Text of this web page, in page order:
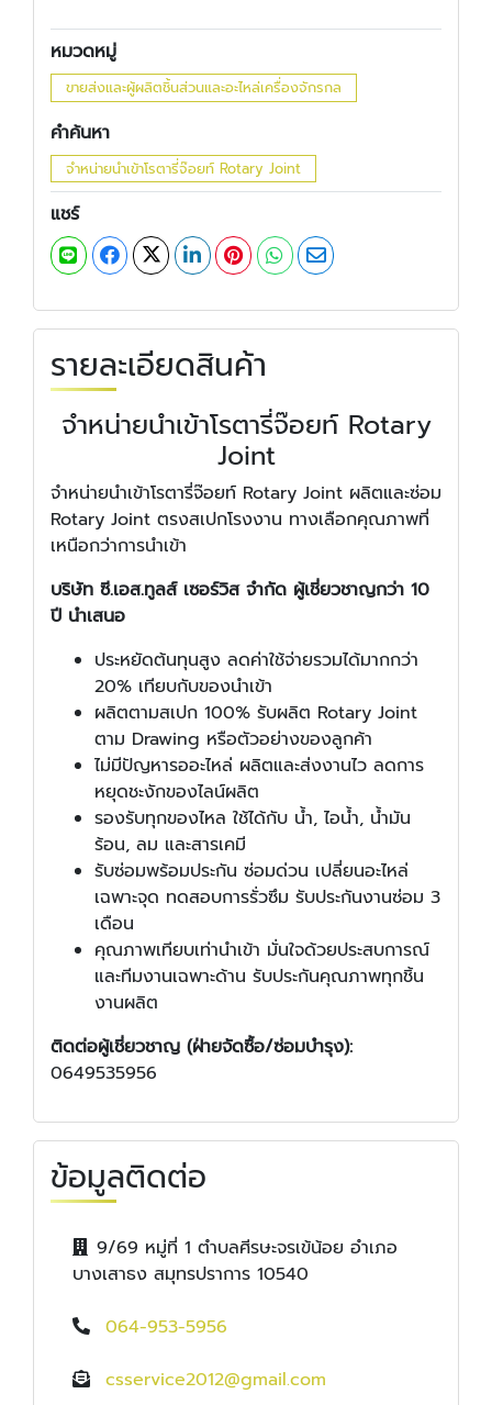
หมวดหมู่
ขายส่งและผู้ผลิตชิ้นส่วนและอะไหล่เครื่องจักรกล
คำค้นหา
จำหน่ายนำเข้าโรตารี่จ๊อยท์ Rotary Joint
แชร์
รายละเอียดสินค้า
จำหน่ายนำเข้าโรตารี่จ๊อยท์ Rotary
Joint
จำหน่ายนำเข้าโรตารี่จ๊อยท์ Rotary Joint ผลิตและซ่อม
Rotary Joint ตรงสเปกโรงงาน ทางเลือกคุณภาพที่
เหนือกว่าการนำเข้า
บริษัท ซี.เอส.ทูลส์ เซอร์วิส จำกัด ผู้เชี่ยวชาญกว่า 10
ปี นำเสนอ
ประหยัดต้นทุนสูง ลดค่าใช้จ่ายรวมได้มากกว่า
20% เทียบกับของนำเข้า
ผลิตตามสเปก 100% รับผลิต Rotary Joint
ตาม Drawing หรือตัวอย่างของลูกค้า
ไม่มีปัญหารออะไหล่ ผลิตและส่งงานไว ลดการ
หยุดชะงักของไลน์ผลิต
รองรับทุกของไหล ใช้ได้กับ น้ำ, ไอน้ำ, น้ำมัน
ร้อน, ลม และสารเคมี
รับซ่อมพร้อมประกัน ซ่อมด่วน เปลี่ยนอะไหล่
เฉพาะจุด ทดสอบการรั่วซึม รับประกันงานซ่อม 3
เดือน
คุณภาพเทียบเท่านำเข้า มั่นใจด้วยประสบการณ์
และทีมงานเฉพาะด้าน รับประกันคุณภาพทุกชิ้น
งานผลิต
ติดต่อผู้เชี่ยวชาญ (ฝ่ายจัดซื้อ/ซ่อมบำรุง):
0649535956
ข้อมูลติดต่อ
9/69 หมู่ที่ 1 ตำบลศีรษะจรเข้น้อย อำเภอ
บางเสาธง สมุทรปราการ 10540
064-953-5956
csservice2012@gmail.com